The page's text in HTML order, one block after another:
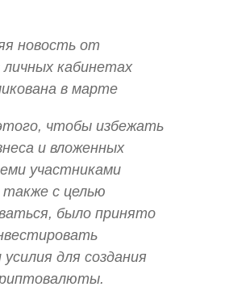
новость от
личных кабинетах
в марте
чтобы избежать
и вложенных
участниками
с целью
было принято
для создания